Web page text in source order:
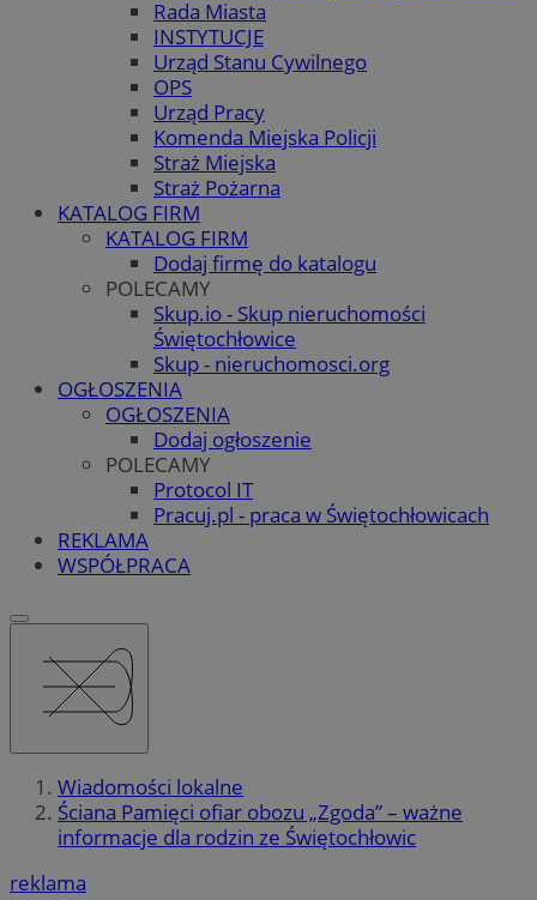
Rada Miasta
INSTYTUCJE
Urząd Stanu Cywilnego
OPS
Urząd Pracy
Komenda Miejska Policji
Straż Miejska
Straż Pożarna
KATALOG FIRM
KATALOG FIRM
Dodaj firmę do katalogu
POLECAMY
Skup.io - Skup nieruchomości
Świętochłowice
Skup - nieruchomosci.org
OGŁOSZENIA
OGŁOSZENIA
Dodaj ogłoszenie
POLECAMY
Protocol IT
Pracuj.pl - praca w Świętochłowicach
REKLAMA
WSPÓŁPRACA
Wiadomości lokalne
Ściana Pamięci ofiar obozu „Zgoda” – ważne
informacje dla rodzin ze Świętochłowic
reklama